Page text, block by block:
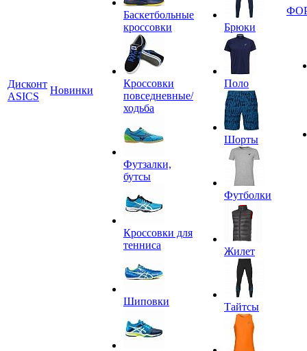
Дисконт
ASICS
Новинки
Баскетбольные
кроссовки
Кроссовки
повседневные/
ходьба
Футзалки,
бутсы
Кроссовки для
тенниса
Шиповки
Брюки
Поло
Шорты
Футболки
Жилет
Тайтсы